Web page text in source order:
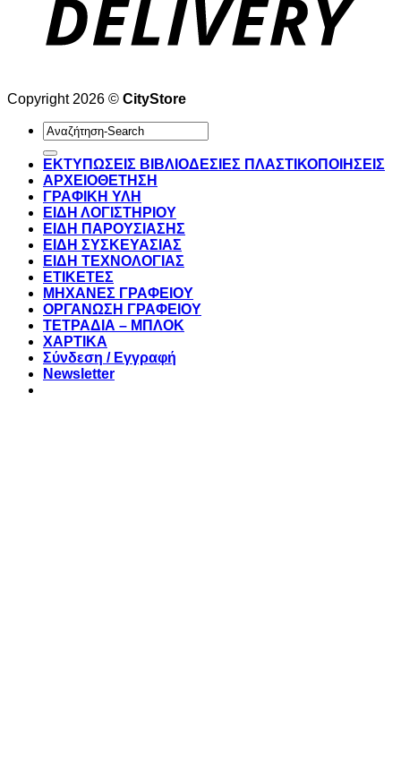
Copyright 2026 © CityStore
Αναζήτηση
για:
ΕΚΤΥΠΩΣΕΙΣ ΒΙΒΛΙΟΔΕΣΙΕΣ ΠΛΑΣΤΙΚΟΠΟΙΗΣΕΙΣ
ΑΡΧΕΙΟΘΕΤΗΣΗ
ΓΡΑΦΙΚΗ ΥΛΗ
ΕΙΔΗ ΛΟΓΙΣΤΗΡΙΟΥ
ΕΙΔΗ ΠΑΡΟΥΣΙΑΣΗΣ
ΕΙΔΗ ΣΥΣΚΕΥΑΣΙΑΣ
ΕΙΔΗ ΤΕΧΝΟΛΟΓΙΑΣ
ΕΤΙΚΕΤΕΣ
ΜΗΧΑΝΕΣ ΓΡΑΦΕΙΟΥ
ΟΡΓΑΝΩΣΗ ΓΡΑΦΕΙΟΥ
ΤΕΤΡΑΔΙΑ – ΜΠΛΟΚ
ΧΑΡΤΙΚΑ
Σύνδεση / Εγγραφή
Newsletter